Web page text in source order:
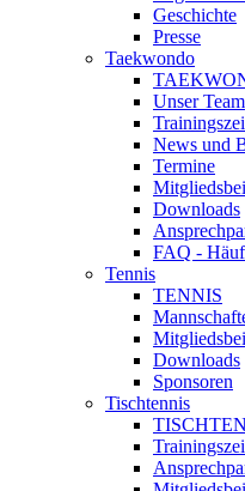
Geschichte
Presse
Taekwondo
Unser Team
News und
Termine
Downloads
FAQ -
Tennis
TENNIS
Downloads
Sponsoren
Tischtennis